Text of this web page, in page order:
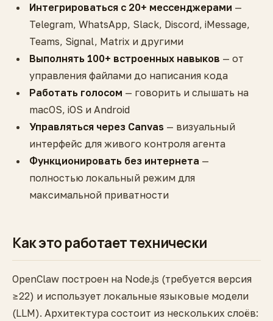
Интегрироваться с 20+ мессенджерами —
Telegram, WhatsApp, Slack, Discord, iMessage,
Teams, Signal, Matrix и другими
Выполнять 100+ встроенных навыков — от
управления файлами до написания кода
Работать голосом — говорить и слышать на
macOS, iOS и Android
Управляться через Canvas — визуальный
интерфейс для живого контроля агента
Функционировать без интернета —
полностью локальный режим для
максимальной приватности
Как это работает технически
OpenClaw построен на Node.js (требуется версия
≥22) и использует локальные языковые модели
(LLM). Архитектура состоит из нескольких слоёв: